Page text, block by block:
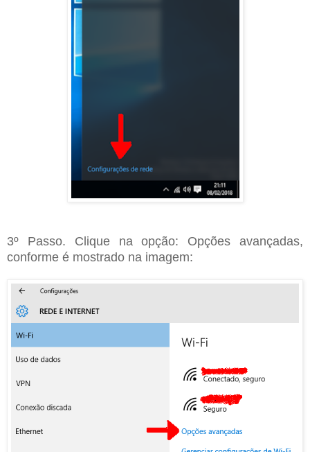
3º Passo. Clique na opção: Opções avançadas,
conforme é mostrado na imagem: